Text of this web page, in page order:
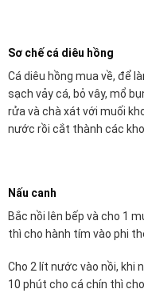
Sơ chế cá diêu hồng
Cá diêu hồng mua về, để
sạch vảy cá, bỏ vây, mổ
rửa và chà xát với muối
nước rồi cắt thành các
Nấu canh
Bắc nồi lên bếp và cho 1
thì cho hành tím vào phi
Cho 2 lít nước vào nồi, khi
10 phút cho cá chín thì